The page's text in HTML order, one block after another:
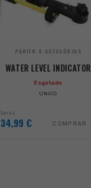
PANIER & ACESSÓRIOS
WATER LEVEL INDICATOR
Esgotado
ÚNICO
Desde
34,99 € COMPRAR